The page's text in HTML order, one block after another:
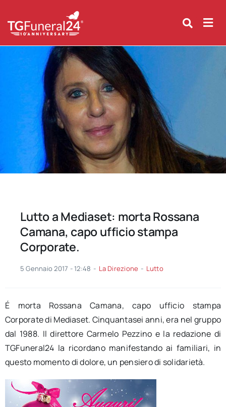
content
Lutto a Mediaset: morta Rossana
Camana, capo ufficio stampa
Corporate.
5 Gennaio 2017 - 12:48 - La Direzione - Lutto
É morta Rossana Camana, capo ufficio stampa
Corporate di Mediaset. Cinquantasei anni, era nel gruppo
dal 1988. Il direttore Carmelo Pezzino e la redazione di
TGFuneral24 la ricordano manifestando ai familiari, in
questo momento di dolore, un pensiero di solidarietà.